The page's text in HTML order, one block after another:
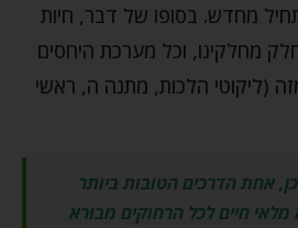
מחדש. בסופו של דבר, חיות
מחלקינו, וכל מערכת היחסים
(ליקוטי הלכות, מתנה ה, ראשי
אחת הדרכים הטובות ביותר
חיים לכל הרחוקים מבורא